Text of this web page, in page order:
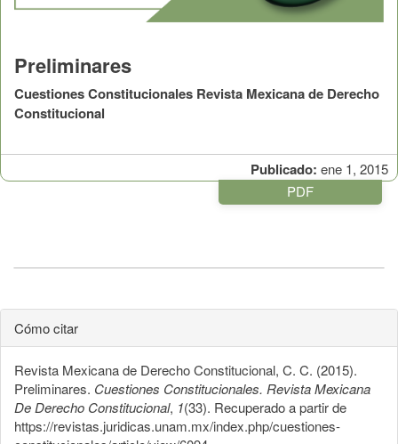
Publicado: ene 1, 2015
Preliminares
Cuestiones Constitucionales Revista Mexicana de Derecho
Constitucional
PDF
Cómo citar
Revista Mexicana de Derecho Constitucional, C. C. (2015).
Preliminares. Cuestiones Constitucionales. Revista Mexicana
De Derecho Constitucional, 1(33). Recuperado a partir de
https://revistas.juridicas.unam.mx/index.php/cuestiones-